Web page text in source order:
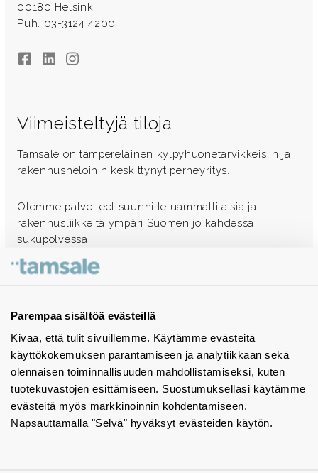
Parempaa sisältöä evästeillä
Kivaa, että tulit sivuillemme. Käytämme evästeitä
käyttökokemuksen parantamiseen ja analytiikkaan sekä
olennaisen toiminnallisuuden mahdollistamiseksi, kuten
tuotekuvastojen esittämiseen. Suostumuksellasi käytämme
evästeitä myös markkinoinnin kohdentamiseen.
Napsauttamalla "Selvä" hyväksyt evästeiden käytön.
00180 Helsinki
Puh. 03-3124 4200
FacebookLinkedInInstagram
Viimeisteltyjä tiloja
Tamsale on tamperelainen kylpyhuonetarvikkeisiin ja
rakennusheloihin keskittynyt perheyritys.
Olemme palvelleet suunnitteluammattilaisia ja
rakennusliikkeitä ympäri Suomen jo kahdessa
sukupolvessa.
Ota yhteyttä - autamme mielellämme
Tuotekuvastot
Instagram
BIM-objektit
Yhteystiedot
Tiedotteet